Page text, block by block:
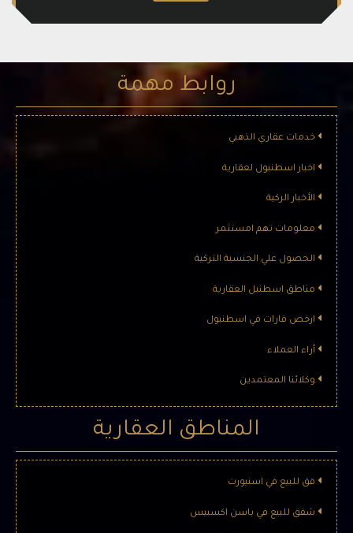
شقق للبيع في اسطنبول العمرانية هي إحدى بلديات مدينة اسطنبول ،
تقع في الشطر الأسيوي من المدينة من انسب المشاريع للاستثمار
والعائد الجيد اقرب المشاريع العقارية الى ساحل اسكودار والذي يتمتع
باطلالة ساحرة على البوغاز
شقق رخيصة للبيع في مركز اسطنبول (307) ***
المشروع : شقق مساحة المشروع : 5,000 م² …
روابط مهمة
خدمات عقاري الذهبي
اخبار اسطنبول لعقارية
الأخبار الركية
معلومات تهم امستثمر
الحصول علي الجنسية التركية
مناطق اسطنبل العقارية
ارخص قارات في اسطنبول
أراء العملاء
وكلائنا المعتمدين
المناطق العقارية
قق للبيع في اسنيورت
شقق للبيع في باسن اكسبيس